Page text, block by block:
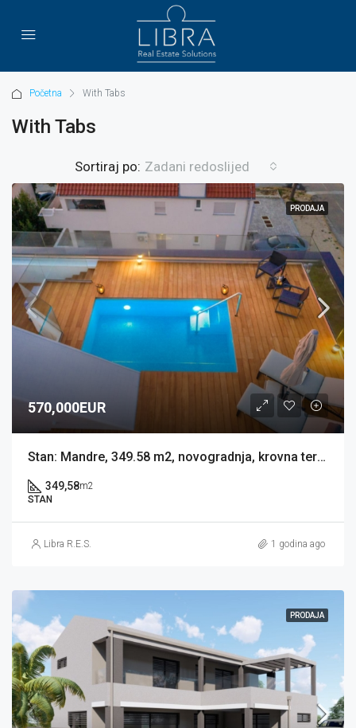
Početna With Tabs
With Tabs
Sortiraj po: Zadani redoslijed
PRODAJA
570,000EUR
Stan: Mandre, 349.58 m2, novogradnja, krovna terasa s bazenom (prodaja)
349,58m2
STAN
Libra R.E.S. 1 godina ago
PRODAJA